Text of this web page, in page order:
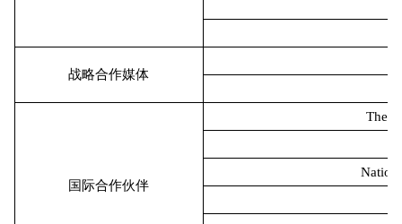
战略合作媒体
国际合作伙伴
The